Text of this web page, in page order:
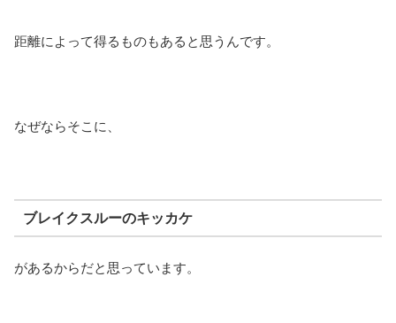
距離によって得るものもあると思うんです。
なぜならそこに、
ブレイクスルーのキッカケ
があるからだと思っています。